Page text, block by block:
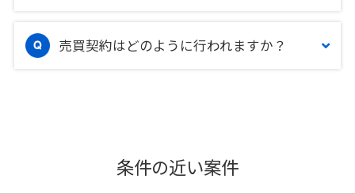
売買契約はどのように行われますか？
条件の近い案件